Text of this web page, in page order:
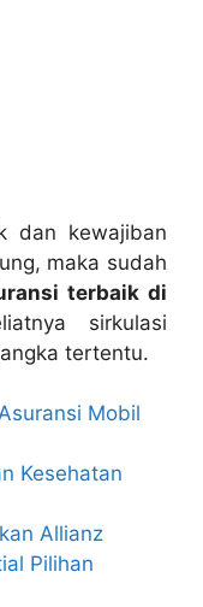
dan kewajiban
maka sudah
terbaik di
sirkulasi
tertentu.
Mobil
Kesehatan
Allianz
Pilihan